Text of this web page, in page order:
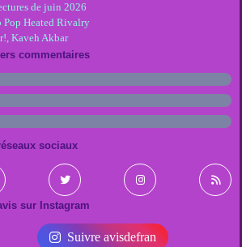
de juin 2026
Pop Heated Rivalry
Kaveh Akbar
commentaires
sociaux
sur Instagram
Suivre avisdefran